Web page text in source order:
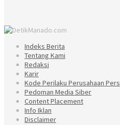
Indeks Berita
Tentang Kami
Redaksi
Karir
Kode Perilaku Perusahaan Pers
Pedoman Media Siber
Content Placement
Info Iklan
Disclaimer